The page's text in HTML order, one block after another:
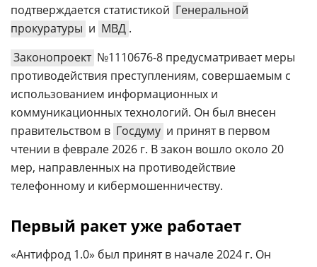
подтверждается статистикой Генеральной
прокуратуры и МВД .
Законопроект №1110676-8 предусматривает меры
противодействия преступлениям, совершаемым с
использованием информационных и
коммуникационных технологий. Он был внесен
правительством в Госдуму и принят в первом
чтении в феврале 2026 г. В закон вошло около 20
мер, направленных на противодействие
телефонному и кибермошенничеству.
Первый ракет уже работает
«Антифрод 1.0» был принят в начале 2024 г. Он